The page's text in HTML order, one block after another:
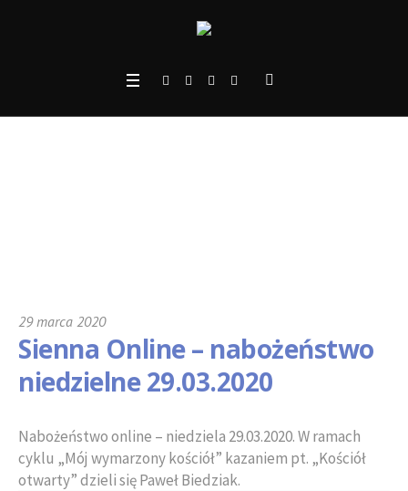
29 marca 2020
Sienna Online – nabożeństwo
niedzielne 29.03.2020
Nabożeństwo online – niedziela 29.03.2020. W ramach
cyklu „Mój wymarzony kościół” kazaniem pt. „Kościół
otwarty” dzieli się Paweł Biedziak.